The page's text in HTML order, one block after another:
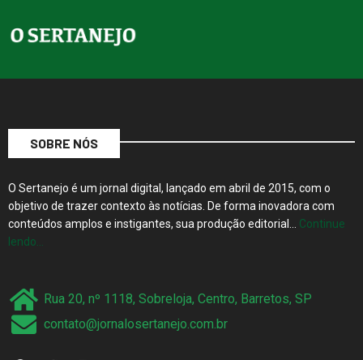
SOBRE NÓS
O Sertanejo é um jornal digital, lançado em abril de 2015, com o
objetivo de trazer contexto às notícias. De forma inovadora com
conteúdos amplos e instigantes, sua produção editorial… Continue
lendo…
Rua 20, nº 1118, Sobreloja, Centro, Barretos, SP
contato@jornalosertanejo.com.br